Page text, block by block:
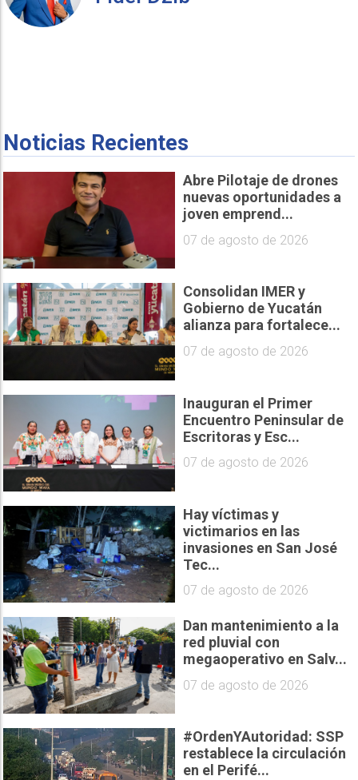
Noticias Recientes
Abre Pilotaje de drones
nuevas oportunidades a
joven emprend...
07 de agosto de 2026
Consolidan IMER y
Gobierno de Yucatán
alianza para fortalece...
07 de agosto de 2026
Inauguran el Primer
Encuentro Peninsular de
Escritoras y Esc...
07 de agosto de 2026
Hay víctimas y
victimarios en las
invasiones en San José
Tec...
07 de agosto de 2026
Dan mantenimiento a la
red pluvial con
megaoperativo en Salv...
07 de agosto de 2026
#OrdenYAutoridad: SSP
restablece la circulación
en el Perifé...